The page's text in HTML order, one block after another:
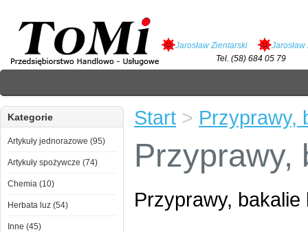
Jarosław Zientarski
Tel. (58) 684 05 79
Kategorie
Artykuły jednorazowe (95)
Artykuły spożywcze (74)
Chemia (10)
Herbata luz (54)
Inne (45)
Start > Przyprawy,
Przyprawy,
Przyprawy, bakalie